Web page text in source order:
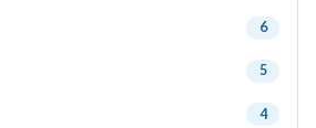
6
5
4